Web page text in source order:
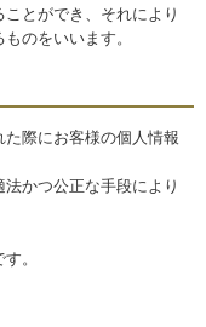
とができ、それにより
のをいいます。
際にお客様の個人情報
かつ公正な手段により
。